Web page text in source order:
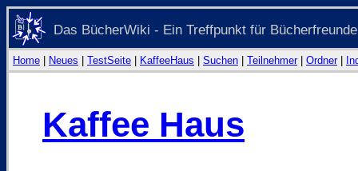
Das BücherWiki - Ein Treffpunkt für Bücherfreunde
Home Neues TestSeite KaffeeHaus Suchen Teilnehmer| Ordner|
Kaffee Haus